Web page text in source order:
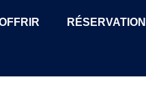
RÉSERVATION